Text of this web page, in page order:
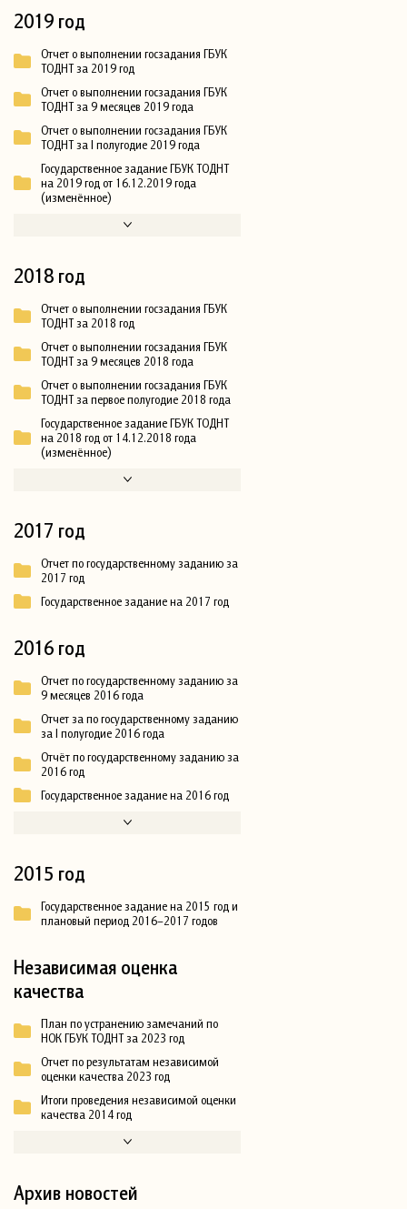
2019 год
Отчет о выполнении госзадания ГБУК
ТОДНТ за 2019 год
Отчет о выполнении госзадания ГБУК
ТОДНТ за 9 месяцев 2019 года
Отчет о выполнении госзадания ГБУК
ТОДНТ за I полугодие 2019 года
Государственное задание ГБУК ТОДНТ
на 2019 год от 16.12.2019 года
(изменённое)
2018 год
Отчет о выполнении госзадания ГБУК
ТОДНТ за 2018 год
Отчет о выполнении госзадания ГБУК
ТОДНТ за 9 месяцев 2018 года
Отчет о выполнении госзадания ГБУК
ТОДНТ за первое полугодие 2018 года
Государственное задание ГБУК ТОДНТ
на 2018 год от 14.12.2018 года
(изменённое)
2017 год
Отчет по государственному заданию за
2017 год
Государственное задание на 2017 год
2016 год
Отчет по государственному заданию за
9 месяцев 2016 года
Отчет за по государственному заданию
за I полугодие 2016 года
Отчёт по государственному заданию за
2016 год
Государственное задание на 2016 год
2015 год
Государственное задание на 2015 год и
плановый период 2016–2017 годов
Независимая оценка
качества
План по устранению замечаний по
НОК ГБУК ТОДНТ за 2023 год
Отчет по результатам независимой
оценки качества 2023 год
Итоги проведения независимой оценки
качества 2014 год
Архив новостей